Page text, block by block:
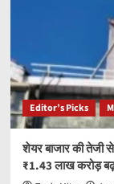
Editor’s Picks
शेयर बाजार की तेजी
₹1.43 लाख करोड़